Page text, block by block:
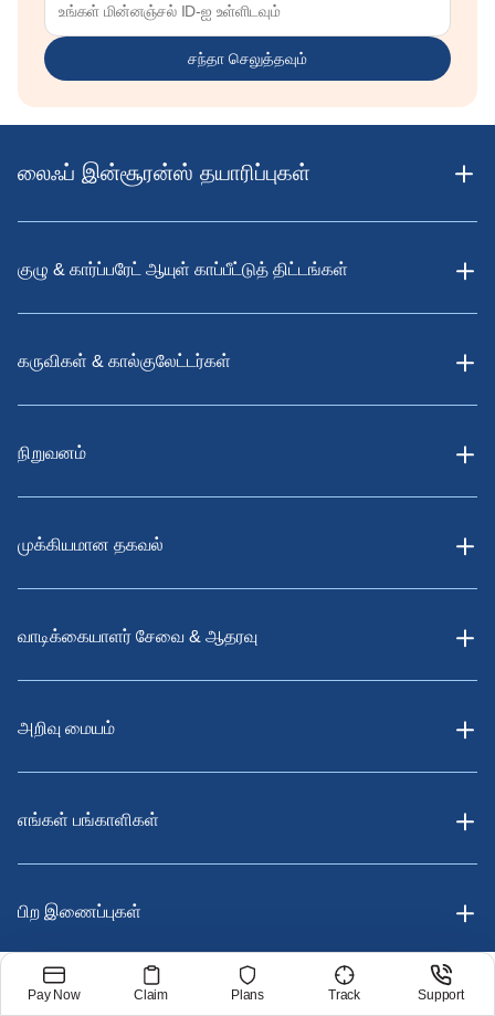
சந்தா செலுத்தவும்
லைஃப் இன்சூரன்ஸ் தயாரிப்புகள்
குழு & கார்ப்பரேட் ஆயுள் காப்பீட்டுத் திட்டங்கள்
கருவிகள் & கால்குலேட்டர்கள்
நிறுவனம்
முக்கியமான தகவல்
வாடிக்கையாளர் சேவை & ஆதரவு
அறிவு மையம்
எங்கள் பங்காளிகள்
பிற இணைப்புகள்
ஆதரவு
Pay Now Claim Plans Track Support